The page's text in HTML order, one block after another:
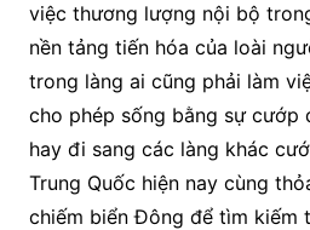
việc thương lượng nội bộ
nền tảng tiến hóa của loài
trong làng ai cũng phải làm
cho phép sống bằng sự cướp
hay đi sang các làng khác
Trung Quốc hiện nay cùng
chiếm biển Đông để tìm kiếm